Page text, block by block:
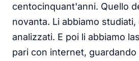
centocinquant'anni. Quello
novanta. Li abbiamo
analizzati. E poi li abbiamo
pari con internet, guardando